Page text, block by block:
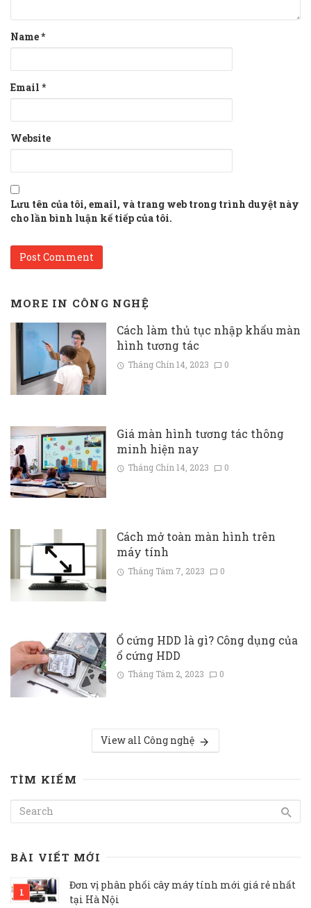
Name*
Email *
Website
Lưu tên của tôi, email, và trang web trong trình duyệt này
cho lần bình luận kế tiếp của tôi.
MORE IN CÔNG NGHỆ
Cách làm thủ tục nhập khẩu màn
hình tương tác
Tháng Chín 14, 2023 0
Giá màn hình tương tác thông
minh hiện nay
Tháng Chín 14, 2023 0
Cách mở toàn màn hình trên
máy tính
Tháng Tám 7, 2023 0
Ổ cứng HDD là gì? Công dụng của
ổ cứng HDD
Tháng Tám 2, 2023 0
View all Công nghệ
TÌM KIẾM
BÀI VIẾT MỚI
Đơn vị phân phối cây máy tính mới giá rẻ nhất
tại Hà Nội